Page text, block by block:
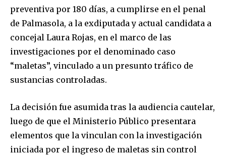
preventiva por 180 días, a cumplirse en el penal
de Palmasola, a la exdiputada y actual candidata a
concejal Laura Rojas, en el marco de las
investigaciones por el denominado caso
“maletas”, vinculado a un presunto tráfico de
sustancias controladas.
La decisión fue asumida tras la audiencia cautelar,
luego de que el Ministerio Público presentara
elementos que la vinculan con la investigación
iniciada por el ingreso de maletas sin control